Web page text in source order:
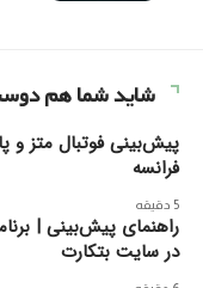
شاید شما هم
پیش‌بینی فوتبال متز
فرانسه
5 دقیقه
در سایت بتکارت